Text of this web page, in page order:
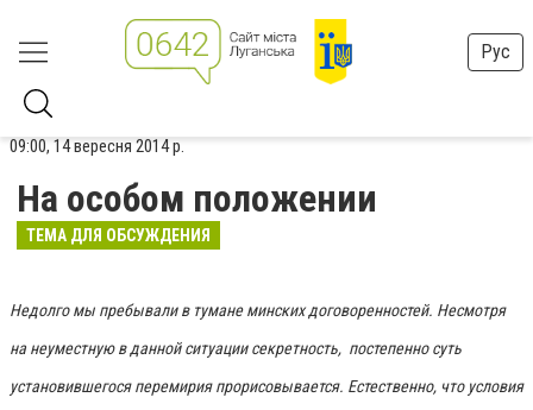
Рус
09:00, 14 вересня 2014 р.
На особом положении
ТЕМА ДЛЯ ОБСУЖДЕНИЯ
Недолго мы пребывали в тумане минских договоренностей. Несмотря
на неуместную в данной ситуации секретность, постепенно суть
установившегося перемирия прорисовывается. Естественно, что условия